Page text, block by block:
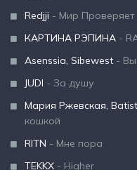
Redjji - Мир
КАРТИНА РЭПИНА -
Asenssia, Sibewest -
JUDI - За душу
Мария Ржевская,
кошкой
RITN - Мне пора
TEKKX - Higher